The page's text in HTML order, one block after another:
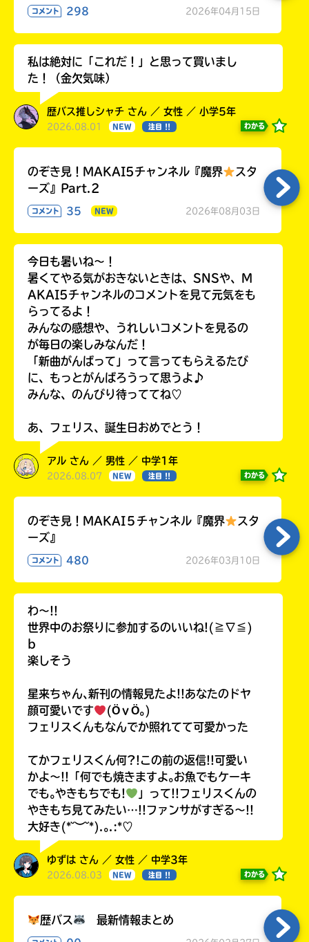
コメント 298 2026年04月15日
私は絶対に「これだ！」と思って買いまし
た！（金欠気味）
歴バス推しシャチ さん ／ 女性 ／ 小学5年
2026.08.01 NEW 注目 !! わかる
のぞき見！MAKAI5チャンネル『魔界
スタ
ーズ』Part.2
コメント 35 NEW 2026年08月03日
今日も暑いね〜！
暑くてやる気がおきないときは、SNSや、M
AKAI5チャンネルのコメントを見て元気をも
らってるよ！
みんなの感想や、うれしいコメントを見るの
が毎日の楽しみなんだ！
「新曲がんばって」って言ってもらえるたび
に、もっとがんばろうって思うよ♪
みんな、のんびり待っててね♡
あ、フェリス、誕生日おめでとう！
アル さん ／ 男性 ／ 中学1年
2026.08.07 NEW 注目 !! わかる
のぞき見！MAKAI５チャンネル『魔界
スタ
ーズ』
コメント 480 2026年03月10日
わ〜!!
世界中のお祭りに参加するのいいね!(≧∇≦)
b
楽しそう
星来ちゃん､新刊の情報見たよ!!あなたのドヤ
顔可愛いです
(ӦｖӦ｡)
フェリスくんもなんでか照れてて可愛かった
てかフェリスくん何?!この前の返信!!可愛い
かよ〜!!「何でも焼きますよ｡お魚でもケーキ
でも｡やきもちでも!
」って!!フェリスくんの
やきもち見てみたい…!!ファンサがすぎる〜!!
大好き(*˘︶˘*).｡.:*♡
ゆずは さん ／ 女性 ／ 中学3年
2026.08.03 NEW 注目 !! わかる
歴バス 最新情報まとめ